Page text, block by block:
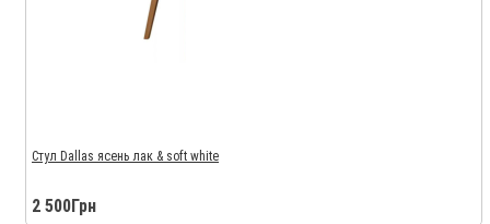
Стул Dallas ясень лак & soft white
2 500Грн